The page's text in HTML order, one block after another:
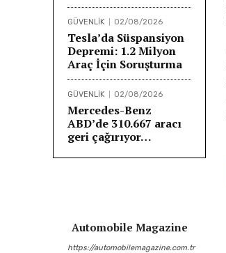
GÜVENLİK 02/08/2026
Tesla’da Süspansiyon
Depremi: 1.2 Milyon
Araç İçin Soruşturma
GÜVENLİK 02/08/2026
Mercedes-Benz
ABD’de 310.667 aracı
geri çağırıyor…
Automobile Magazine
https://automobilemagazine.com.tr